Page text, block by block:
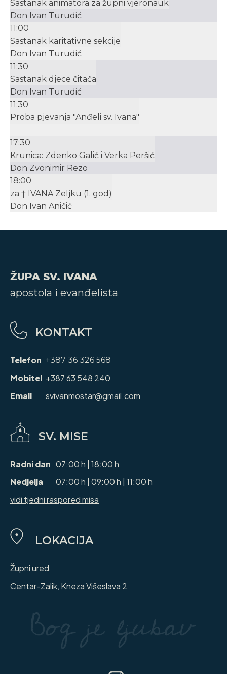
Sastanak animatora za župni vjeronauk
Don Ivan Turudić
11:00
Sastanak karitativne sekcije
Don Ivan Turudić
11:30
Sastanak djece čitača
Don Ivan Turudić
11:30
Proba pjevanja "Anđeli sv. Ivana"
17:30
Krunica: Zdenko Galić i Verka Peršić
Don Zvonimir Rezo
18:00
za † IVANA Zeljku (1. god)
Don Ivan Aničić
ŽUPA SV. IVANA
apostola i evanđelista
KONTAKT
Telefon +387 36 326 568
Mobitel +387 63 548 240
Email
svivanmostar@gmail.com
SV. MISE
Radni dan 07:00 h | 18:00 h
Nedjelja
07:00 h | 09:00 h | 11:00 h
vidi tjedni raspored misa
LOKACIJA
Župni ured
Centar-Zalik, Kneza Višeslava 2